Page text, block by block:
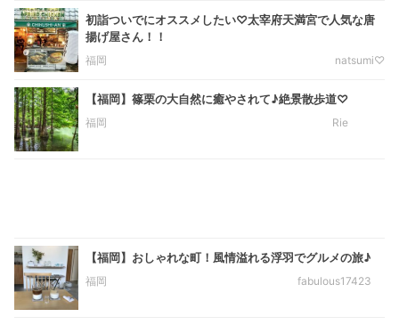
初詣ついでにオススメしたい♡太宰府天満宮で人気な唐
揚げ屋さん！！
福岡 natsumi♡
【福岡】篠栗の大自然に癒やされて♪絶景散歩道♡
福岡 Rie
【福岡】おしゃれな町！風情溢れる浮羽でグルメの旅♪
福岡 fabulous17423